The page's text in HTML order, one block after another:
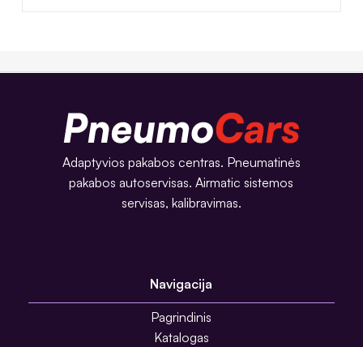
Adaptyvios pakabos centras. Pneumatinės
pakabos autoservisas. Airmatic sistemos
servisas, kalibravimas.
Navigacija
Pagrindinis
Katalogas